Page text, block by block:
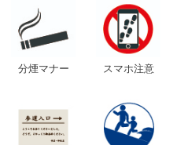
分煙マナー スマホ注意